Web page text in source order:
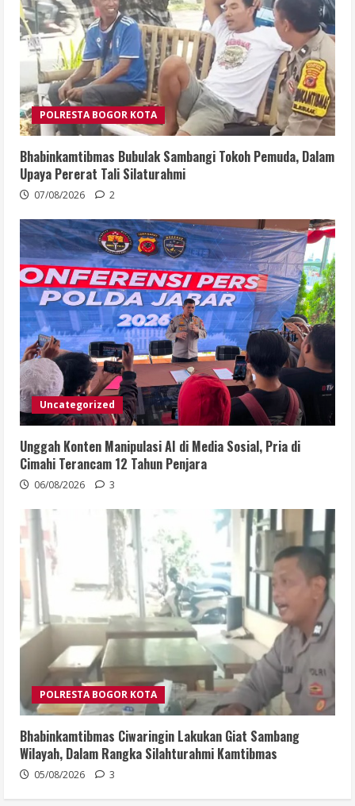
POLRESTA BOGOR KOTA
Bhabinkamtibmas Bubulak Sambangi Tokoh Pemuda, Dalam
Upaya Pererat Tali Silaturahmi
07/08/2026 2
Uncategorized
Unggah Konten Manipulasi AI di Media Sosial, Pria di
Cimahi Terancam 12 Tahun Penjara
06/08/2026 3
POLRESTA BOGOR KOTA
Bhabinkamtibmas Ciwaringin Lakukan Giat Sambang
Wilayah, Dalam Rangka Silahturahmi Kamtibmas
05/08/2026 3